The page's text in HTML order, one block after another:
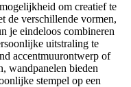
om creatief te
de verschillende vormen,
je eindeloos combineren
uitstraling te
accentmuurontwerp of
wandpanelen bieden
stempel op een